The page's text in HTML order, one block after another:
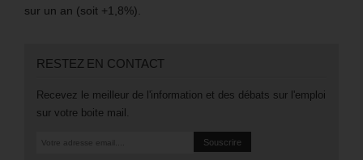
sur un an (soit +1,8%).
RESTEZ EN CONTACT
Recevez le meilleur de l'information et des débats sur l'emploi
sur votre boite mail.